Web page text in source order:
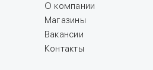
О компании
Магазины
Вакансии
Контакты